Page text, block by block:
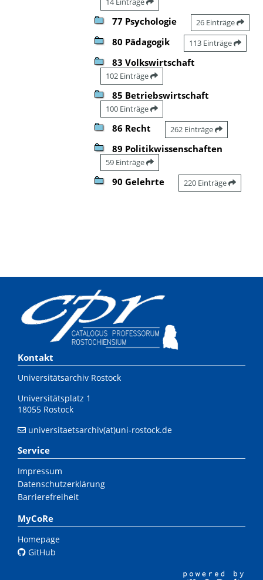
77 Psychologie 26 Einträge
80 Pädagogik 113 Einträge
83 Volkswirtschaft
102 Einträge
85 Betriebswirtschaft
100 Einträge
86 Recht 262 Einträge
89 Politikwissenschaften
59 Einträge
90 Gelehrte 220 Einträge
Kontakt
Universitätsarchiv Rostock
Universitätsplatz 1
18055 Rostock
universitaetsarchiv(at)uni-rostock.de
Service
Impressum
Datenschutzerklärung
Barrierefreiheit
MyCoRe
Homepage
GitHub